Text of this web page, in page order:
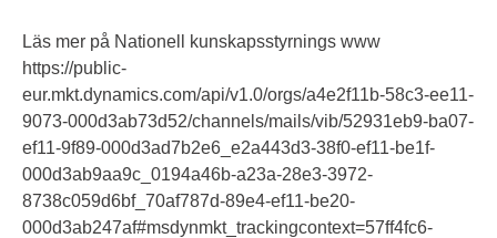
Läs mer på Nationell kunskapsstyrnings www
https://public-
eur.mkt.dynamics.com/api/v1.0/orgs/a4e2f11b-58c3-ee11-
9073-000d3ab73d52/channels/mails/vib/52931eb9-ba07-
ef11-9f89-000d3ad7b2e6_e2a443d3-38f0-ef11-be1f-
000d3ab9aa9c_0194a46b-a23a-28e3-3972-
8738c059d6bf_70af787d-89e4-ef11-be20-
000d3ab247af#msdynmkt_trackingcontext=57ff4fc6-